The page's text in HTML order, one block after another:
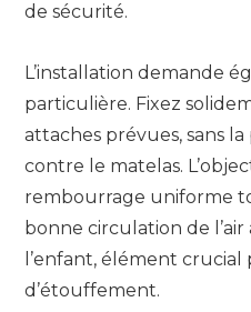
de sécurité.
L’installation demande
particulière. Fixez
attaches prévues, sans
contre le matelas.
rembourrage uniforme
bonne circulation de
l’enfant, élément
d’étouffement.